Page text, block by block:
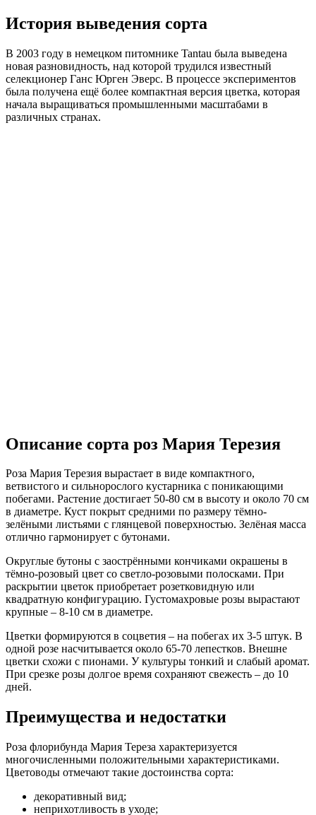
История выведения сорта
В 2003 году в немецком питомнике Tantau была выведена
новая разновидность, над которой трудился известный
селекционер Ганс Юрген Эверс. В процессе экспериментов
была получена ещё более компактная версия цветка, которая
начала выращиваться промышленными масштабами в
различных странах.
Описание сорта роз Мария Терезия
Роза Мария Терезия вырастает в виде компактного,
ветвистого и сильнорослого кустарника с поникающими
побегами. Растение достигает 50-80 см в высоту и около 70 см
в диаметре. Куст покрыт средними по размеру тёмно-
зелёными листьями с глянцевой поверхностью. Зелёная масса
отлично гармонирует с бутонами.
Округлые бутоны с заострёнными кончиками окрашены в
тёмно-розовый цвет со светло-розовыми полосками. При
раскрытии цветок приобретает розетковидную или
квадратную конфигурацию. Густомахровые розы вырастают
крупные – 8-10 см в диаметре.
Цветки формируются в соцветия – на побегах их 3-5 штук. В
одной розе насчитывается около 65-70 лепестков. Внешне
цветки схожи с пионами. У культуры тонкий и слабый аромат.
При срезке розы долгое время сохраняют свежесть – до 10
дней.
Преимущества и недостатки
Роза флорибунда Мария Тереза характеризуется
многочисленными положительными характеристиками.
Цветоводы отмечают такие достоинства сорта:
декоративный вид;
неприхотливость в уходе;